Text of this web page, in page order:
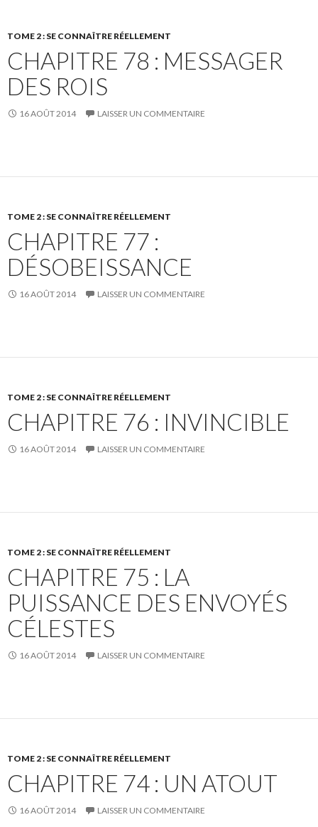
TOME 2 : SE CONNAÎTRE RÉELLEMENT
CHAPITRE 78 : MESSAGER
DES ROIS
16 AOÛT 2014 LAISSER UN COMMENTAIRE
TOME 2 : SE CONNAÎTRE RÉELLEMENT
CHAPITRE 77 :
DÉSOBEISSANCE
16 AOÛT 2014 LAISSER UN COMMENTAIRE
TOME 2 : SE CONNAÎTRE RÉELLEMENT
CHAPITRE 76 : INVINCIBLE
16 AOÛT 2014 LAISSER UN COMMENTAIRE
TOME 2 : SE CONNAÎTRE RÉELLEMENT
CHAPITRE 75 : LA
PUISSANCE DES ENVOYÉS
CÉLESTES
16 AOÛT 2014 LAISSER UN COMMENTAIRE
TOME 2 : SE CONNAÎTRE RÉELLEMENT
CHAPITRE 74 : UN ATOUT
16 AOÛT 2014 LAISSER UN COMMENTAIRE